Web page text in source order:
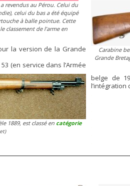
revendus au Pérou. Celui du
celui du bas a été équipé
à balle pointue. Cette
classement de l’arme en
Carabine
Grande
1889, est classé en catégorie
la version de la Grande
(en service dans l’Armée
belge de
l’intégration